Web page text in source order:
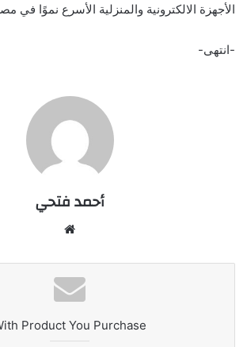
الأجهزة الالكترونية والمنزلية الأسرع نموًا في
-انتهى-
أحمد فتحي
Product You Purchase